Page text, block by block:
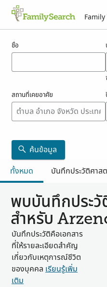
Family
ชื่อ
สถานที่เคยอาศัย
ค้นข้อมูล
ทั้งหมด
บันทึกประวัติศาส
พบบันทึกประวั
สำหรับ
บันทึกประวัติคือเอกสาร
ที่ให้รายละเอียดสำคัญ
เกี่ยวกับเหตุการณ์ชีวิต
ของบุคคล เรียนรู้เพิ่ม
เติม